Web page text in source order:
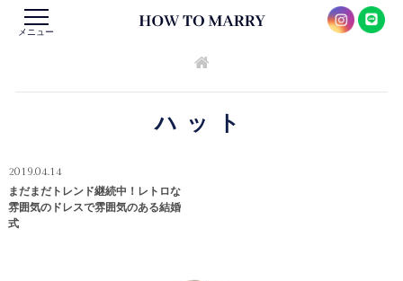
メニュー
ハット
2019.04.14
まだまだトレンド継続中！レトロな
雰囲気のドレスで雰囲気のある結婚
式